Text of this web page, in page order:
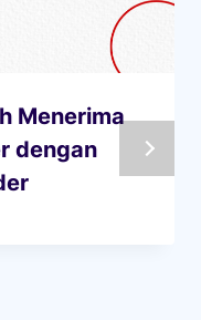
Menerima
dengan